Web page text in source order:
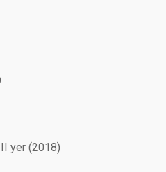
yer (2018)